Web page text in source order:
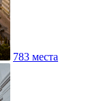
783 места